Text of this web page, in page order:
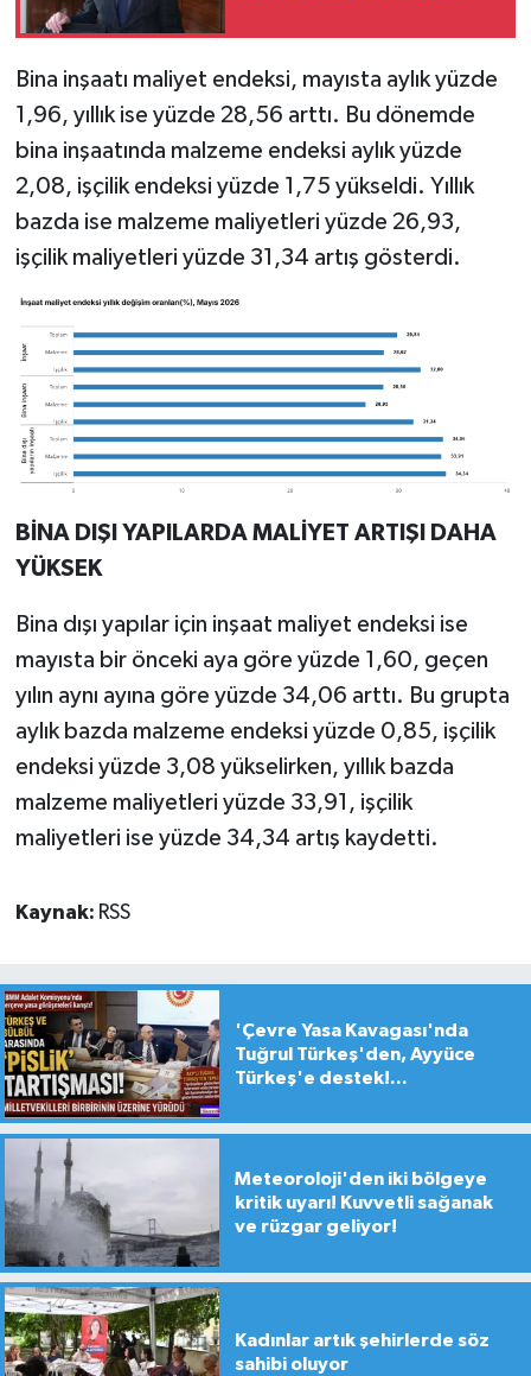
Bina inşaatı maliyet endeksi, mayısta aylık yüzde
1,96, yıllık ise yüzde 28,56 arttı. Bu dönemde
bina inşaatında malzeme endeksi aylık yüzde
2,08, işçilik endeksi yüzde 1,75 yükseldi. Yıllık
bazda ise malzeme maliyetleri yüzde 26,93,
işçilik maliyetleri yüzde 31,34 artış gösterdi.
BİNA DIŞI YAPILARDA MALİYET ARTIŞI DAHA
YÜKSEK
Bina dışı yapılar için inşaat maliyet endeksi ise
mayısta bir önceki aya göre yüzde 1,60, geçen
yılın aynı ayına göre yüzde 34,06 arttı. Bu grupta
aylık bazda malzeme endeksi yüzde 0,85, işçilik
endeksi yüzde 3,08 yükselirken, yıllık bazda
malzeme maliyetleri yüzde 33,91, işçilik
maliyetleri ise yüzde 34,34 artış kaydetti.
Kaynak: RSS
'Çevre Yasa Kavagası'nda
Tuğrul Türkeş'den, Ayyüce
Türkeş'e destek!...
Meteoroloji'den iki bölgeye
kritik uyarı! Kuvvetli sağanak
ve rüzgar geliyor!
Kadınlar artık şehirlerde söz
sahibi oluyor